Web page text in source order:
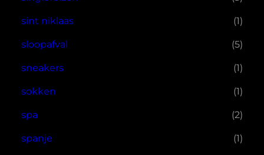
sint niklaas (1)
sloopafval (5)
sneakers (1)
sokken (1)
spa (2)
spanje (1)